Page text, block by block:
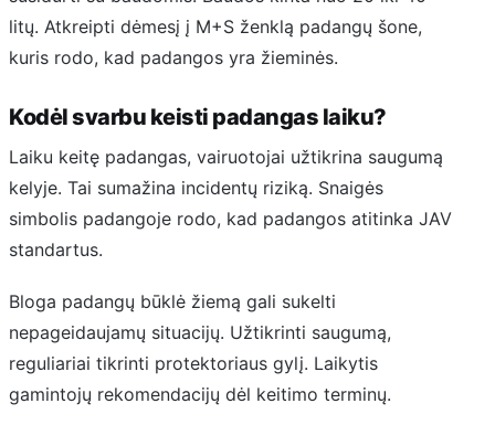
litų. Atkreipti dėmesį į M+S ženklą padangų šone,
kuris rodo, kad padangos yra žieminės.
Kodėl svarbu keisti padangas laiku?
Laiku keitę padangas, vairuotojai užtikrina saugumą
kelyje. Tai sumažina incidentų riziką. Snaigės
simbolis padangoje rodo, kad padangos atitinka JAV
standartus.
Bloga padangų būklė žiemą gali sukelti
nepageidaujamų situacijų. Užtikrinti saugumą,
reguliariai tikrinti protektoriaus gylį. Laikytis
gamintojų rekomendacijų dėl keitimo terminų.